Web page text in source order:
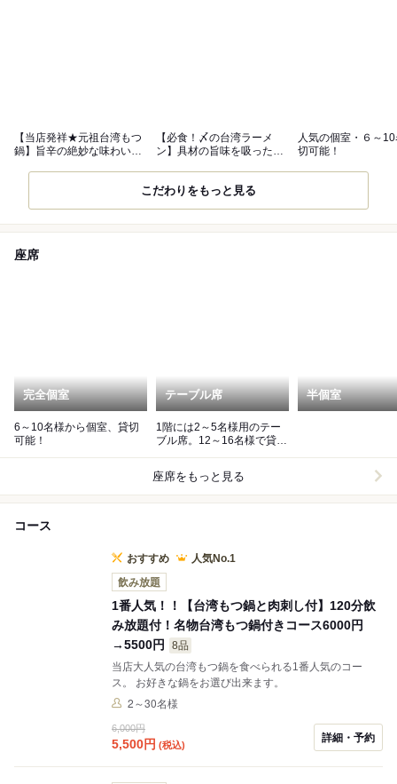
【当店発祥★元祖台湾もつ
鍋】旨辛の絶妙な味わいが
【必食！〆の台湾ラーメ
ン】具材の旨味を吸った麺
人気の個室・６～
切可能！
こだわりをもっと見る
座席
完全個室
6～10名様から個室、貸切
可能！
テーブル席
1階には2～5名様用のテー
ブル席。12～16名様で貸切
半個室
座席をもっと見る
コース
おすすめ
人気No.1
飲み放題
1番人気！！【台湾もつ鍋と肉刺し付】120分飲
み放題付！名物台湾もつ鍋付きコース6000円
→5500円
8品
当店大人気の台湾もつ鍋を食べられる1番人気のコー
ス。 お好きな鍋をお選び出来ます。
2～30名様
6,000円
5,500円 (税込)
詳細・予約